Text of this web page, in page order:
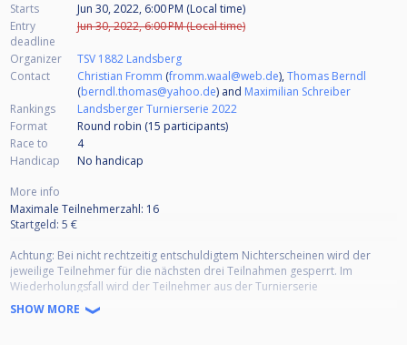
Starts
Jun 30, 2022, 6:00 PM (Local time)
Entry
deadline
Jun 30, 2022, 6:00 PM (Local time)
Organizer
TSV 1882 Landsberg
Contact
Christian Fromm (fromm.waal@web.de),Thomas Berndl
(berndl.thomas@yahoo.de) and Maximilian Schreiber
Rankings
Landsberger Turnierserie 2022
Format
Round robin (15 participants)
Race to
4
Handicap
No handicap
More info
Maximale Teilnehmerzahl: 16
Startgeld: 5 €
Achtung: Bei nicht rechtzeitig entschuldigtem Nichterscheinen wird der
jeweilige Teilnehmer für die nächsten drei Teilnahmen gesperrt. Im
Wiederholungsfall wird der Teilnehmer aus der Turnierserie
ausgeschlossen.
SHOW MORE